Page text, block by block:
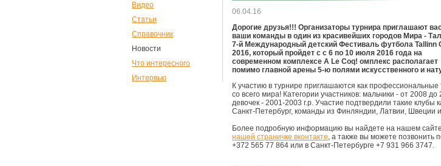
Видео
Статьи
Справочник
Новости
Что интересного
Интервью
06.04.16
Дорогие друзья!!! Организаторы турнира приглашают
ваши команды в один из красивейших городов Мира -
7-й Международный детский Фестиваль футбола Tallinn
2016, который пройдет с с 6 по 10 июля 2016 года на
современном комплексе A Le Coq! омплекс располагает
помимо главной арены 5-ю полями искусственного и
К участию в турнире приглашаются как профессиональные
со всего мира! Категории участников: мальчики - от 2008 до
девочек - 2001-2003 г.р. Участие подтвердили такие клубы
Санкт-Петербург, команды из Финляндии, Латвии, Швеции
Более подробную информацию вы найдете на нашем
нашей страничке вконтакте, а также вы можете позвонить
+372 565 77 864 или в Санкт-Петербурге +7 931 966 3747.